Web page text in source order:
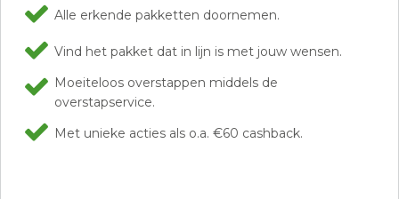
Alle erkende pakketten doornemen.
Vind het pakket dat in lijn is met jouw wensen.
Moeiteloos overstappen middels de
overstapservice.
Met unieke acties als o.a. €60 cashback.